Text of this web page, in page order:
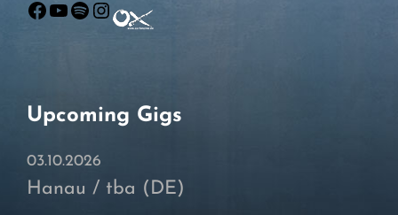
Facebook
YouTube
Spotify
Instagram
Upcoming Gigs
03.10.2026
Hanau / tba (DE)